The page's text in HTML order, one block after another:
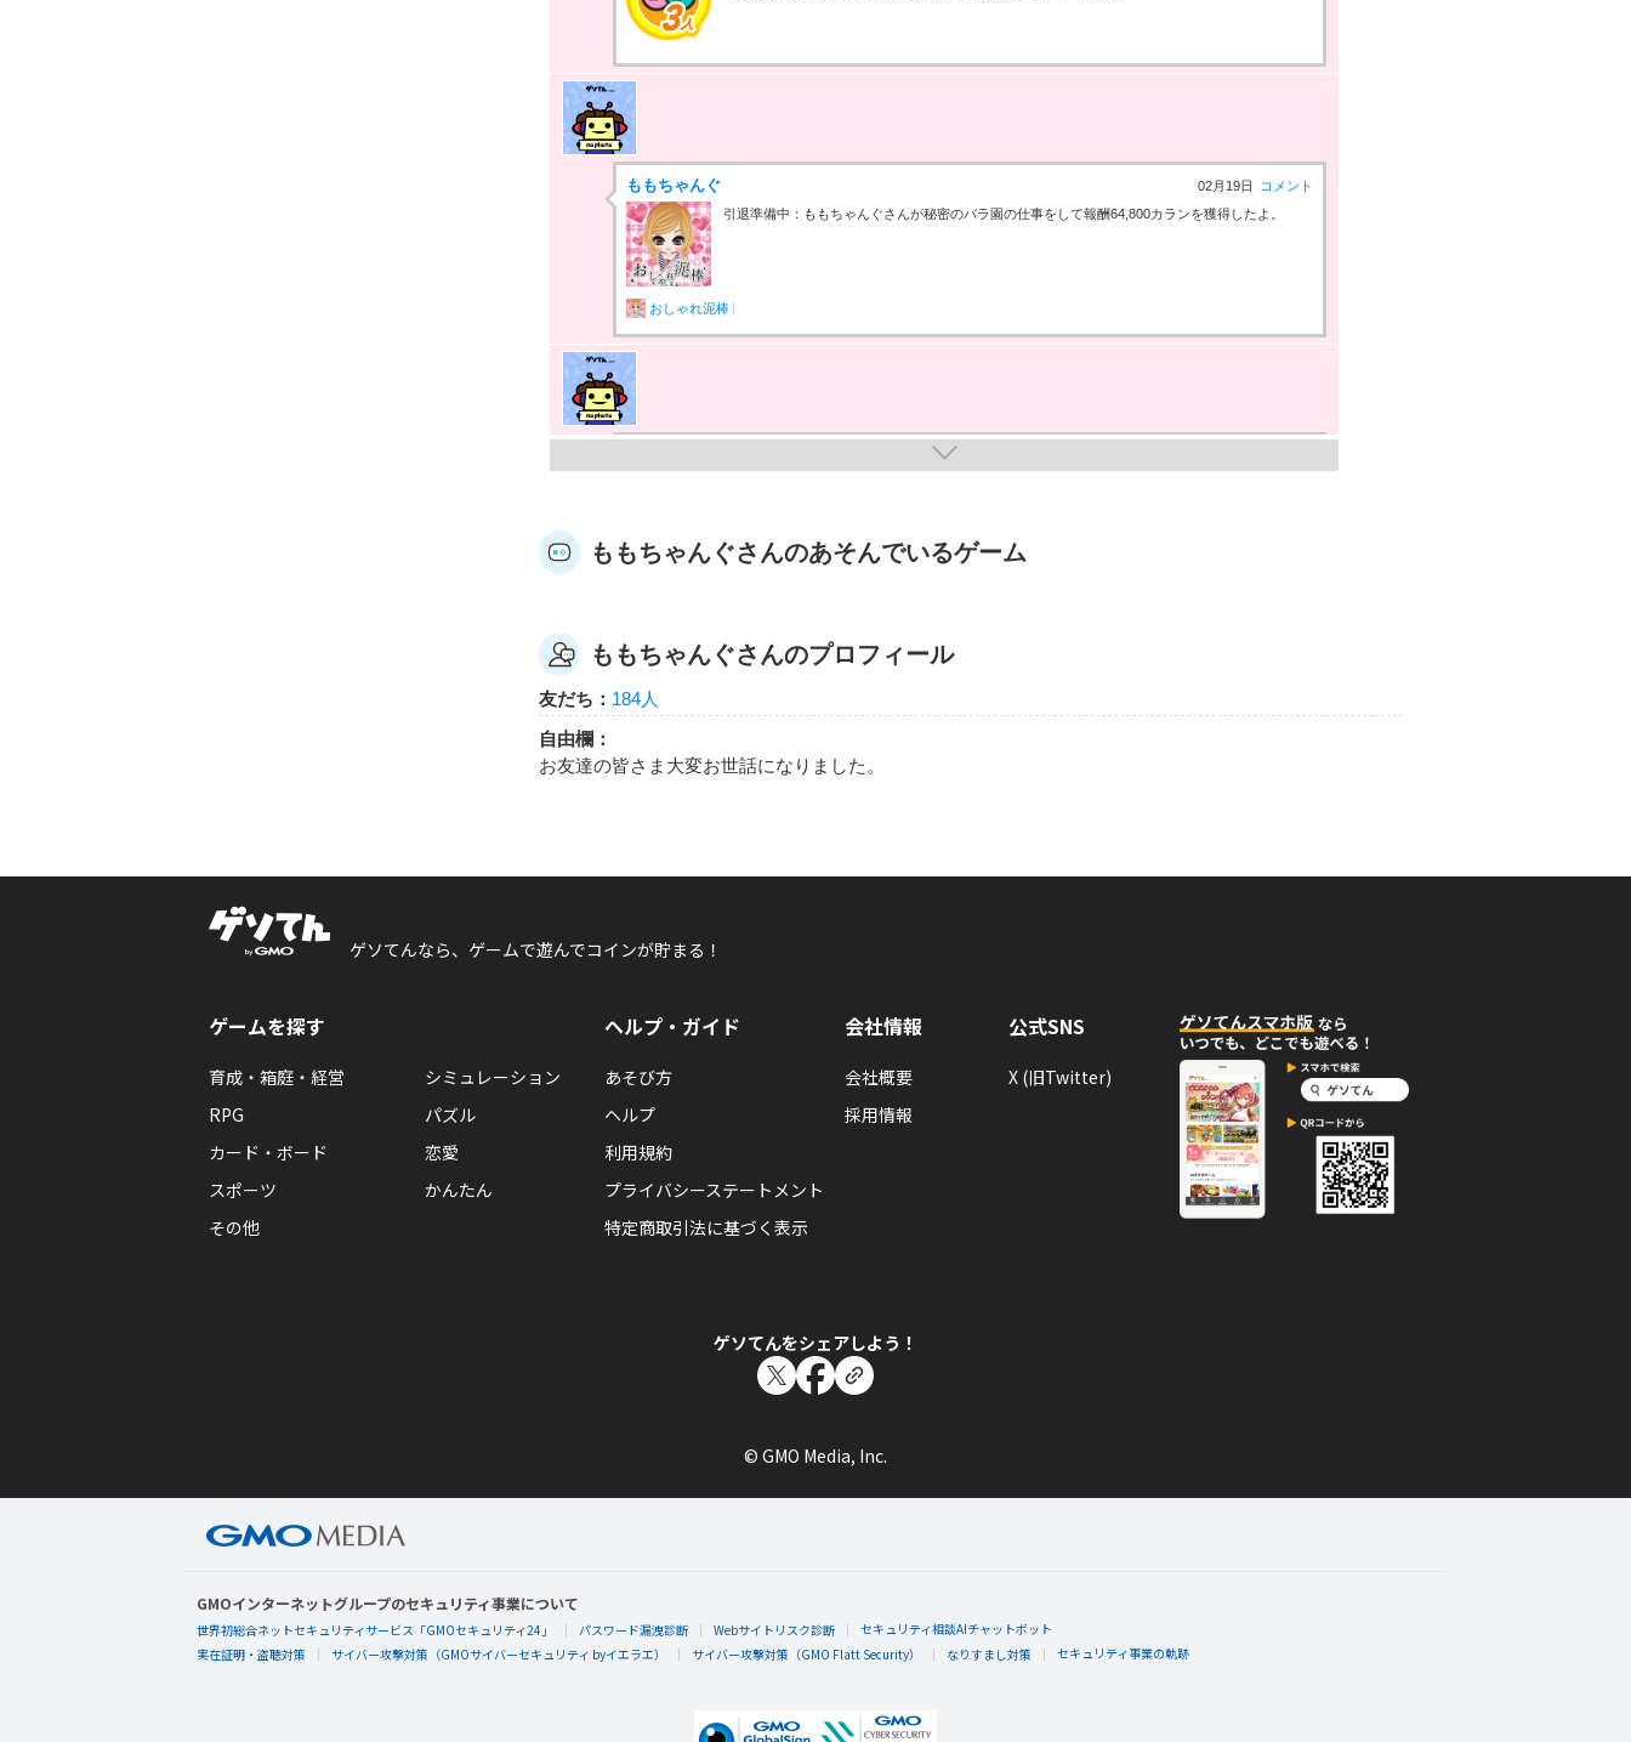
ももちゃんぐ 02月19日
コメント
引退準備中：ももちゃんぐさんが秘密のバラ園の仕事をして報酬64,800カランを獲得したよ。
おしゃれ泥棒
引退準備中：ももちゃんぐさんが秘密のバラ園の仕事をして報酬64,800カランを獲得したよ。
引退準備中：ももちゃんぐさんが秘密のバラ園の仕事をして報酬64,800カランを獲得したよ。
おしゃれ泥棒
おしゃれ泥棒
ももちゃんぐさんのあそんでいるゲーム
ももちゃんぐさんのプロフィール
友だち： 184人
自由欄：
お友達の皆さま大変お世話になりました。
ゲソてんなら、ゲームで遊んでコインが貯まる！
ゲームを探す
育成・箱庭・経営
シミュレーション
RPG
パズル
カード・ボード
恋愛
スポーツ
かんたん
その他
ヘルプ・ガイド
あそび方
ヘルプ
利用規約
プライバシーステートメント
特定商取引法に基づく表示
会社情報
会社概要
採用情報
公式SNS
X (旧Twitter)
ゲソてんをシェアしよう！
© GMO Media, Inc.
GMOインターネットグループのセキュリティ事業について
世界初総合ネットセキュリティサービス「GMOセキュリティ24」 パスワード漏洩診断 Webサイトリスク診断
セキュリティ相談AIチャットボット
実在証明・盗聴対策
サイバー攻撃対策（GMOサイバーセキュリティ byイエラエ） サイバー攻撃対策（GMO Flatt Security） なりすまし対策 セキュリティ事業の軌跡